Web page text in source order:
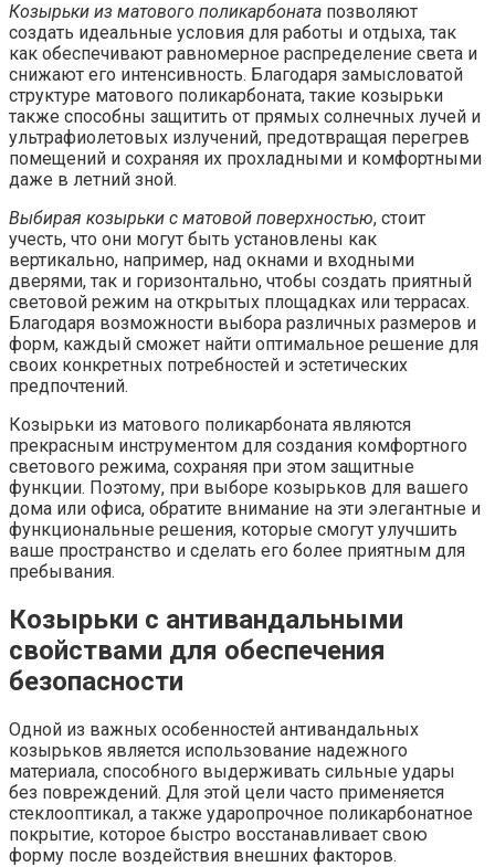
Козырьки из матового поликарбоната позволяют
создать идеальные условия для работы и отдыха, так
как обеспечивают равномерное распределение света и
снижают его интенсивность. Благодаря замысловатой
структуре матового поликарбоната, такие козырьки
также способны защитить от прямых солнечных лучей и
ультрафиолетовых излучений, предотвращая перегрев
помещений и сохраняя их прохладными и комфортными
даже в летний зной.
Выбирая козырьки с матовой поверхностью, стоит
учесть, что они могут быть установлены как
вертикально, например, над окнами и входными
дверями, так и горизонтально, чтобы создать приятный
световой режим на открытых площадках или террасах.
Благодаря возможности выбора различных размеров и
форм, каждый сможет найти оптимальное решение для
своих конкретных потребностей и эстетических
предпочтений.
Козырьки из матового поликарбоната являются
прекрасным инструментом для создания комфортного
светового режима, сохраняя при этом защитные
функции. Поэтому, при выборе козырьков для вашего
дома или офиса, обратите внимание на эти элегантные и
функциональные решения, которые смогут улучшить
ваше пространство и сделать его более приятным для
пребывания.
Козырьки с антивандальными
свойствами для обеспечения
безопасности
Одной из важных особенностей антивандальных
козырьков является использование надежного
материала, способного выдерживать сильные удары
без повреждений. Для этой цели часто применяется
стеклооптикал, а также ударопрочное поликарбонатное
покрытие, которое быстро восстанавливает свою
форму после воздействия внешних факторов.